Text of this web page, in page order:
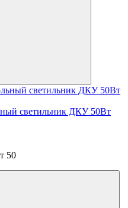
светильник ДКУ 50Вт
50